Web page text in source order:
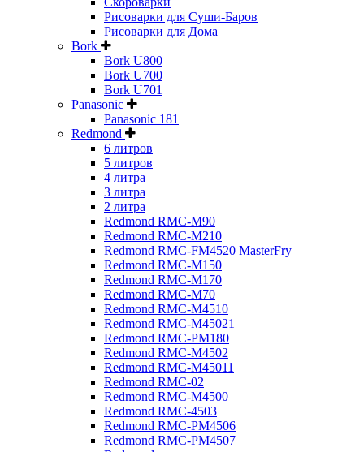
Рисоварки для Суши-Баров
Рисоварки для Дома
Bork
Bork U800
Bork U700
Bork U701
Panasonic
Panasonic 181
Redmond
6 литров
5 литров
4 литра
3 литра
2 литра
Redmond RMC-M90
Redmond RMC-M210
Redmond RMC-FM4520 MasterFry
Redmond RMC-M150
Redmond RMC-M170
Redmond RMC-M70
Redmond RMC-M4510
Redmond RMC-M45021
Redmond RMC-PM180
Redmond RMC-M4502
Redmond RMC-M45011
Redmond RMC-02
Redmond RMC-M4500
Redmond RMC-4503
Redmond RMC-PM4506
Redmond RMC-PM4507